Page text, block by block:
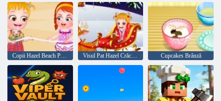
Copii Hazel Beach Party Visul Pat Hazel Crăciun Cupcakes Brânză